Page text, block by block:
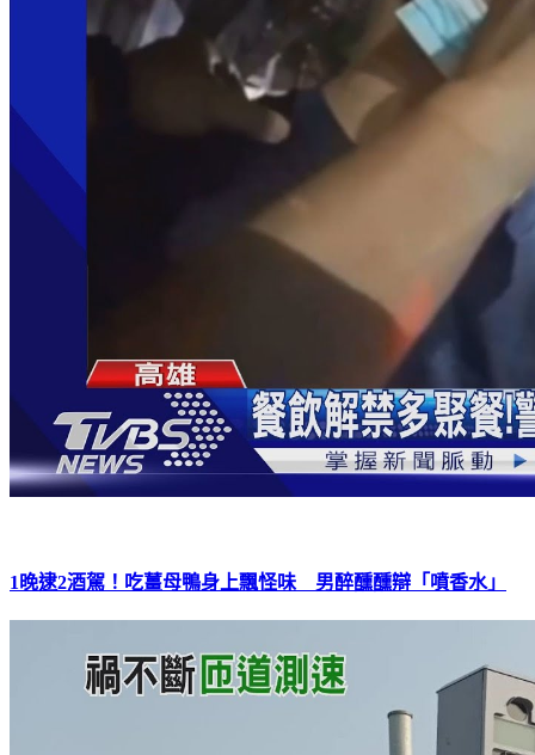
1晚逮2酒駕！吃薑母鴨身上飄怪味 男醉醺醺辯「噴香水」